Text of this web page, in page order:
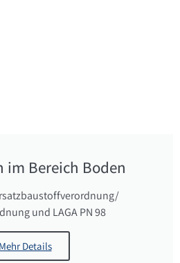
im Bereich Boden
und LAGA PN 98
Mehr Details